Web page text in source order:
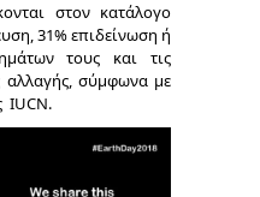
στον κατάλογο
31% επιδείνωση ή
τους και τις
αλλαγής, σύμφωνα με
IUCN.